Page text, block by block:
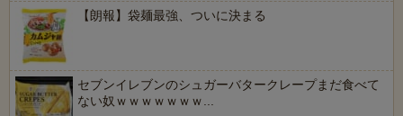
【朗報】袋麺最強、ついに決まる
セブンイレブンのシュガーバタークレープまだ食べて
ない奴ｗｗｗｗｗｗｗ...